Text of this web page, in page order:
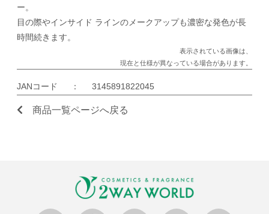
ー。
目の際やインサイド ラインのメークアップも濃密な発色が長
時間続きます。
表示されている画像は、
現在と仕様が異なっている場合があります。
JANコード ： 3145891822045
商品一覧ページへ戻る